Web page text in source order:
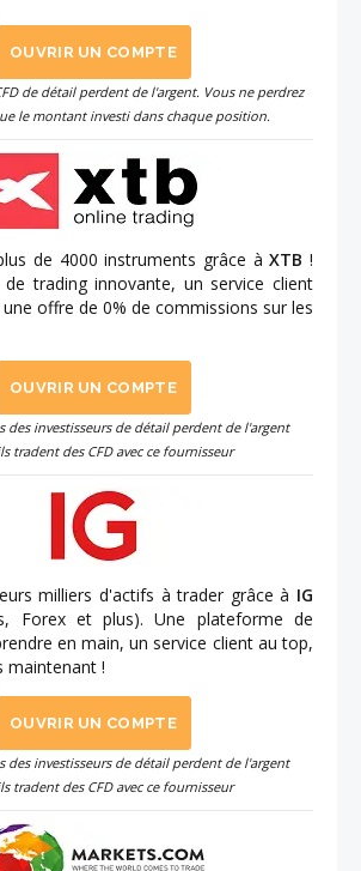
OUVRIR UN COMPTE
de détail perdent de l'argent. Vous ne perdrez
le montant investi dans chaque position.
de 4000 instruments grâce àXTB !
trading innovante, un service client
offre de 0% de commissions sur les
OUVRIR UN COMPTE
des investisseurs de détail perdent de l'argent
tradent des CFD avec ce fournisseur
milliers d'actifs à trader grâce à IG
Forex et plus). Une plateforme de
en main, un service client au top,
maintenant !
OUVRIR UN COMPTE
des investisseurs de détail perdent de l'argent
tradent des CFD avec ce fournisseur